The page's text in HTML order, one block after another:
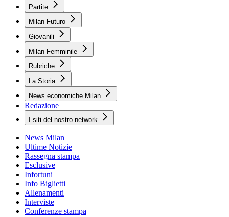
Partite
Milan Futuro
Giovanili
Milan Femminile
Rubriche
La Storia
News economiche Milan
Redazione
I siti del nostro network
News Milan
Ultime Notizie
Rassegna stampa
Esclusive
Infortuni
Info Biglietti
Allenamenti
Interviste
Conferenze stampa